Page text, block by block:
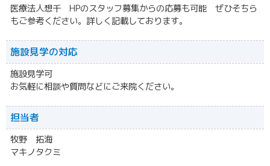
医療法人想千 HPのスタッフ募集からの応募も可能 ぜひそちら
もご参考ください。詳しく記載しております。
施設見学の対応
施設見学可
お気軽に相談や質問などにご来院ください。
担当者
牧野 拓海
マキノタクミ